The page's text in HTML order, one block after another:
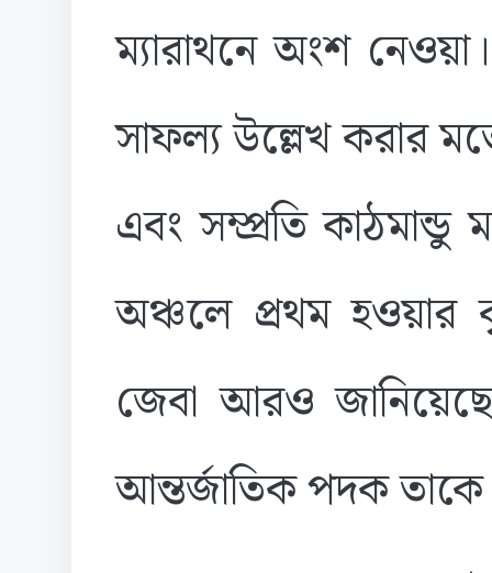
ম্যারাথনে অংশ
সাফল্য উল্লেখ করার
এবং সম্প্রতি কাঠমান্ডু
অঞ্চলে প্রথম হওয়ার
জেবা আরও
আন্তর্জাতিক পদক